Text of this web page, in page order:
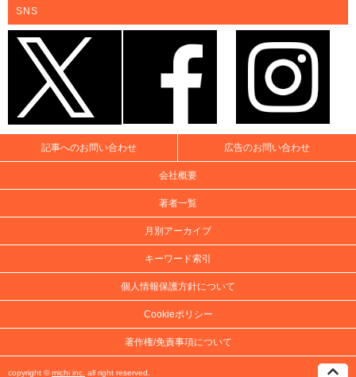
SNS
記事へのお問い合わせ 広告のお問い合わせ
会社概要
著者一覧
月別アーカイブ
キーワード索引
個人情報保護方針について
Cookieポリシー
著作権/免責事項について
copyright ©michi inc. all right reserved.